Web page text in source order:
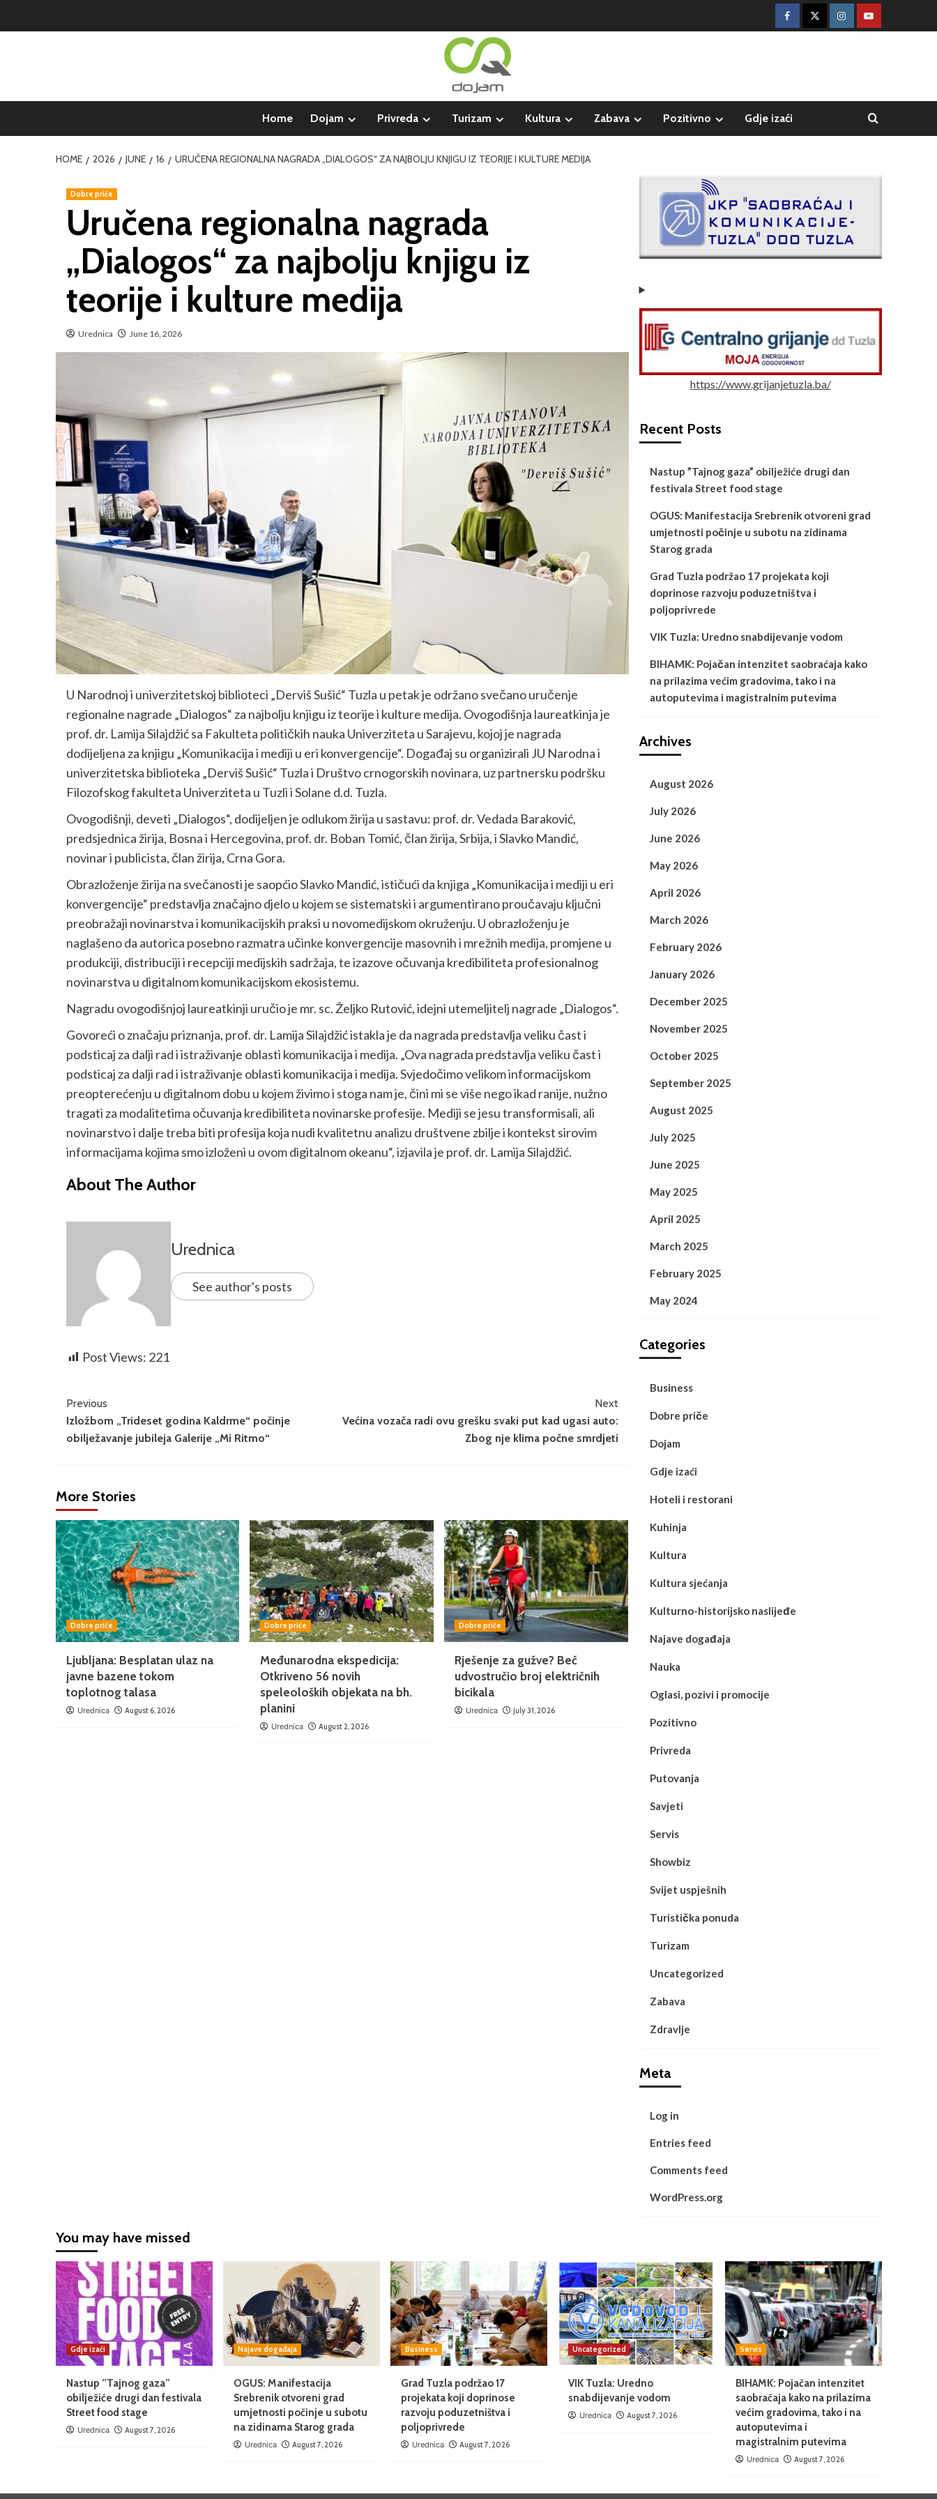
Home Dojam Privreda Turizam Kultura Zabava Pozitivno Gdje izaći
HOME 2026 JUNE 16 URUČENA REGIONALNA NAGRADA „DIALOGOS“ ZA NAJBOLJU KNJIGU IZ TEORIJE I KULTURE MEDIJA
Dobre priče
Uručena regionalna nagrada
„Dialogos“ za najbolju knjigu iz
teorije i kulture medija
Urednica June 16, 2026
U Narodnoj i univerzitetskoj biblioteci „Derviš Sušić“ Tuzla u petak je održano svečano uručenje
regionalne nagrade „Dialogos“ za najbolju knjigu iz teorije i kulture medija. Ovogodišnja laureatkinja je
prof. dr. Lamija Silajdžić sa Fakulteta političkih nauka Univerziteta u Sarajevu, kojoj je nagrada
dodijeljena za knjigu „Komunikacija i mediji u eri konvergencije“. Događaj su organizirali JU Narodna i
univerzitetska biblioteka „Derviš Sušić“ Tuzla i Društvo crnogorskih novinara, uz partnersku podršku
Filozofskog fakulteta Univerziteta u Tuzli i Solane d.d. Tuzla.
Ovogodišnji, deveti „Dialogos“, dodijeljen je odlukom žirija u sastavu: prof. dr. Vedada Baraković,
predsjednica žirija, Bosna i Hercegovina, prof. dr. Boban Tomić, član žirija, Srbija, i Slavko Mandić,
novinar i publicista, član žirija, Crna Gora.
Obrazloženje žirija na svečanosti je saopćio Slavko Mandić, ističući da knjiga „Komunikacija i mediji u eri
konvergencije“ predstavlja značajno djelo u kojem se sistematski i argumentirano proučavaju ključni
preobražaji novinarstva i komunikacijskih praksi u novomedijskom okruženju. U obrazloženju je
naglašeno da autorica posebno razmatra učinke konvergencije masovnih i mrežnih medija, promjene u
produkciji, distribuciji i recepciji medijskih sadržaja, te izazove očuvanja kredibiliteta profesionalnog
novinarstva u digitalnom komunikacijskom ekosistemu.
Nagradu ovogodišnjoj laureatkinji uručio je mr. sc. Željko Rutović, idejni utemeljitelj nagrade „Dialogos“.
Govoreći o značaju priznanja, prof. dr. Lamija Silajdžić istakla je da nagrada predstavlja veliku čast i
podsticaj za dalji rad i istraživanje oblasti komunikacija i medija. „Ova nagrada predstavlja veliku čast i
podsticaj za dalji rad i istraživanje oblasti komunikacija i medija. Svjedočimo velikom informacijskom
preopterećenju u digitalnom dobu u kojem živimo i stoga nam je, čini mi se više nego ikad ranije, nužno
tragati za modalitetima očuvanja kredibiliteta novinarske profesije. Mediji se jesu transformisali, ali
novinarstvo i dalje treba biti profesija koja nudi kvalitetnu analizu društvene zbilje i kontekst sirovim
informacijama kojima smo izloženi u ovom digitalnom okeanu“, izjavila je prof. dr. Lamija Silajdžić.
About The Author
Urednica
See author's posts
Post Views: 221
Previous
Izložbom „Trideset godina Kaldrme“ počinje
obilježavanje jubileja Galerije „Mi Ritmo“
Next
Većina vozača radi ovu grešku svaki put kad ugasi auto:
Zbog nje klima počne smrdjeti
More Stories
Dobre priče
Ljubljana: Besplatan ulaz na
javne bazene tokom
toplotnog talasa
Urednica August 6, 2026
Dobre priče
Međunarodna ekspedicija:
Otkriveno 56 novih
speleoloških objekata na bh.
planini
Urednica August 2, 2026
Dobre priče
Rješenje za gužve? Beč
udvostručio broj električnih
bicikala
Urednica July 31, 2026
https://www.grijanjetuzla.ba/
Recent Posts
Nastup ”Tajnog gaza” obilježiće drugi dan
festivala Street food stage
OGUS: Manifestacija Srebrenik otvoreni grad
umjetnosti počinje u subotu na zidinama
Starog grada
Grad Tuzla podržao 17 projekata koji
doprinose razvoju poduzetništva i
poljoprivrede
VIK Tuzla: Uredno snabdijevanje vodom
BIHAMK: Pojačan intenzitet saobraćaja kako
na prilazima većim gradovima, tako i na
autoputevima i magistralnim putevima
Archives
August 2026
July 2026
June 2026
May 2026
April 2026
March 2026
February 2026
January 2026
December 2025
November 2025
October 2025
September 2025
August 2025
July 2025
June 2025
May 2025
April 2025
March 2025
February 2025
May 2024
Categories
Business
Dobre priče
Dojam
Gdje izaći
Hoteli i restorani
Kuhinja
Kultura
Kultura sjećanja
Kulturno-historijsko naslijeđe
Najave događaja
Nauka
Oglasi, pozivi i promocije
Pozitivno
Privreda
Putovanja
Savjeti
Servis
Showbiz
Svijet uspješnih
Turistička ponuda
Turizam
Uncategorized
Zabava
Zdravlje
Meta
Log in
Entries feed
Comments feed
WordPress.org
You may have missed
Gdje izaći
Nastup ”Tajnog gaza”
obilježiće drugi dan festivala
Street food stage
Urednica August 7, 2026
Najave događaja
OGUS: Manifestacija
Srebrenik otvoreni grad
umjetnosti počinje u subotu
na zidinama Starog grada
Urednica August 7, 2026
Business
Grad Tuzla podržao 17
projekata koji doprinose
razvoju poduzetništva i
poljoprivrede
Urednica August 7, 2026
Uncategorized
VIK Tuzla: Uredno
snabdijevanje vodom
Urednica August 7, 2026
Servis
BIHAMK: Pojačan intenzitet
saobraćaja kako na prilazima
većim gradovima, tako i na
autoputevima i
magistralnim putevima
Urednica August 7, 2026